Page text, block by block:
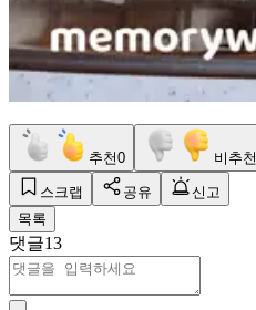
추천0 비추천
스크랩 공유
신고
목록
댓글13